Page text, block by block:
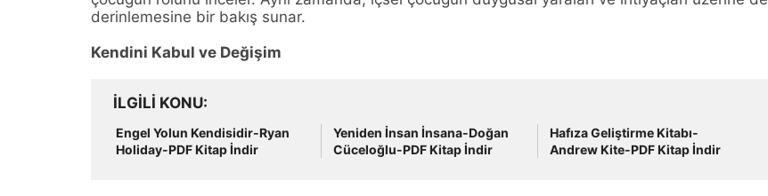
derinlemesine bir bakış sunar.
Kendini Kabul ve Değişim
İLGILI KONU
Engel Yolun Kendisidir-Ryan
Holiday-PDF Kitap İndir
Yeniden İnsan İnsana-Doğan
Cüceloğlu-PDF Kitap İndir
Hafıza Geliştirme Kitabı-
Andrew Kite-PDF Kitap İndir